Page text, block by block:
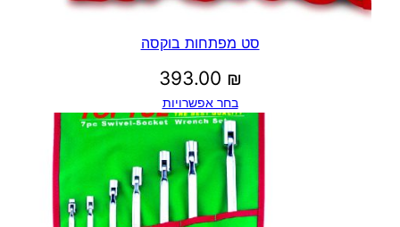
סט מפתחות בוקסה
393.00 ₪
בחר אפשרויות